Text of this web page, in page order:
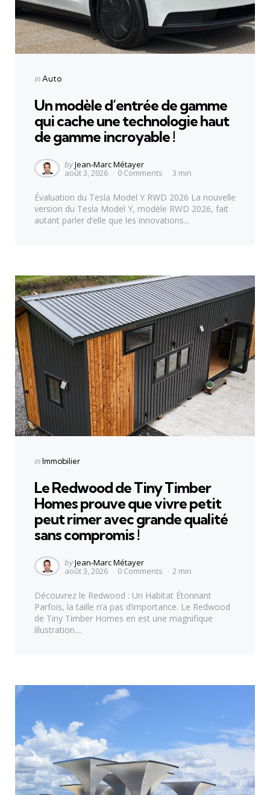
Categories
Posted
inAuto
Un modèle d’entrée de gamme
qui cache une technologie haut
de gamme incroyable !
Posted
by
byJean-Marc Métayer
août 3, 2026 0 Comments 3 min
Évaluation du Tesla Model Y RWD 2026 La nouvelle
version du Tesla Model Y, modèle RWD 2026, fait
autant parler d’elle que les innovations...
Categories
Posted
inImmobilier
Le Redwood de Tiny Timber
Homes prouve que vivre petit
peut rimer avec grande qualité
sans compromis !
Posted
by
byJean-Marc Métayer
août 3, 2026 0 Comments 2 min
Découvrez le Redwood : Un Habitat Étonnant
Parfois, la taille n’a pas d’importance. Le Redwood
de Tiny Timber Homes en est une magnifique
illustration....